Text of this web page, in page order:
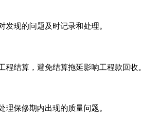
发现的问题及时记录和处理。
程结算，避免结算拖延影响工程款回收。
理保修期内出现的质量问题。